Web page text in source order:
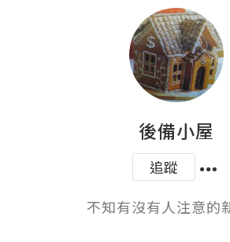
後備小屋
追蹤
不知有沒有人注意的